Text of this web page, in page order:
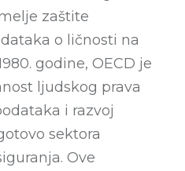
zaštite
o ličnosti na
godine, OECD je
ljudskog prava
i razvoj
sektora
Ove